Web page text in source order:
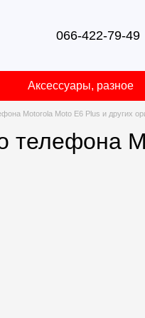
066-422-79-49
Аксессуары, разное
Motorola Moto E6 Plus и других
телефона